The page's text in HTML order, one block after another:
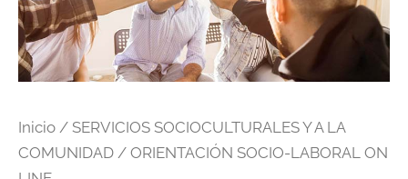
Inicio / SERVICIOS SOCIOCULTURALES Y A LA
COMUNIDAD / ORIENTACIÓN SOCIO-LABORAL ON